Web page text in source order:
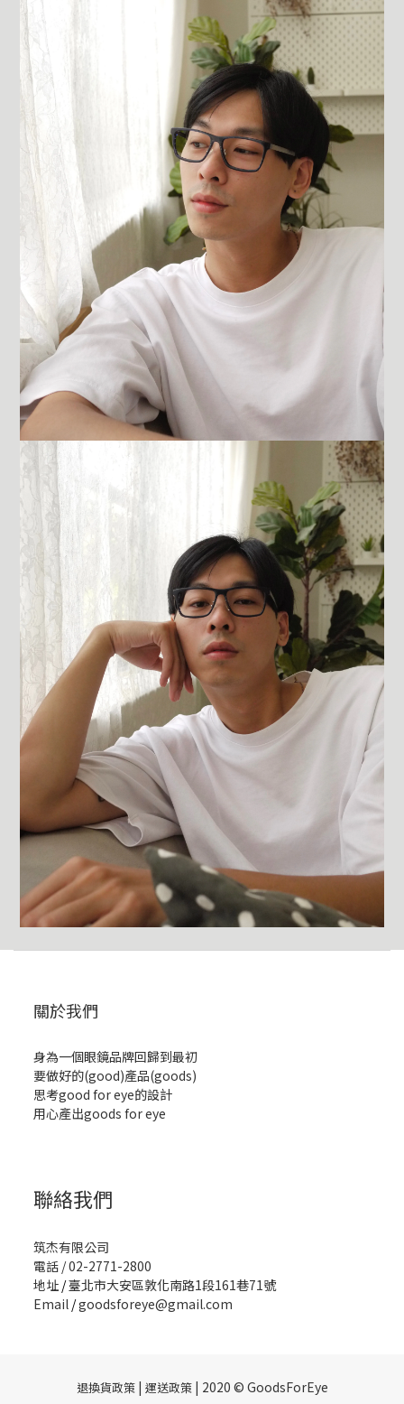
關於我們
身為一個眼鏡品牌回歸到最初
要做好的(good)產品(goods)
思考good for eye的設計
用心產出goods for eye
聯絡我們
筑杰有限公司
電話 / 02-2771-2800
地址 /臺北市大安區敦化南路1段161巷71號
Email /goodsforeye@gmail.com
退換貨政策| 運送政策| 2020 © GoodsForEye